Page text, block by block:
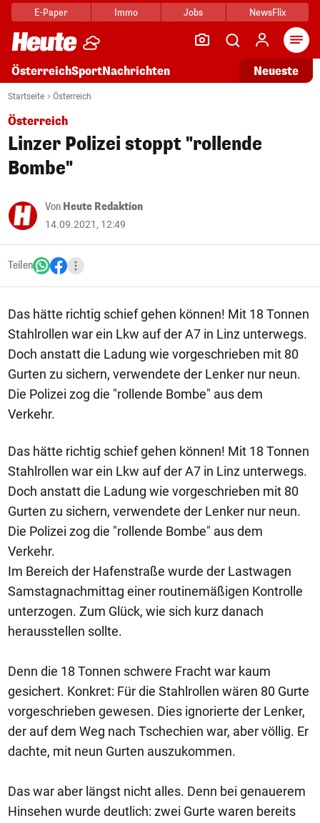
E-Paper Immo Jobs NewsFlix
ÖsterreichSportNachrichten Neueste
Startseite Österreich
Österreich
Linzer Polizei stoppt "rollende
Bombe"
Von Heute Redaktion
14.09.2021, 12:49
Teilen
Das hätte richtig schief gehen können! Mit 18 Tonnen
Stahlrollen war ein Lkw auf der A7 in Linz unterwegs.
Doch anstatt die Ladung wie vorgeschrieben mit 80
Gurten zu sichern, verwendete der Lenker nur neun.
Die Polizei zog die "rollende Bombe" aus dem
Verkehr.
Das hätte richtig schief gehen können! Mit 18 Tonnen
Stahlrollen war ein Lkw auf der A7 in Linz unterwegs.
Doch anstatt die Ladung wie vorgeschrieben mit 80
Gurten zu sichern, verwendete der Lenker nur neun.
Die Polizei zog die "rollende Bombe" aus dem
Verkehr.
Im Bereich der Hafenstraße wurde der Lastwagen
Samstagnachmittag einer routinemäßigen Kontrolle
unterzogen. Zum Glück, wie sich kurz danach
herausstellen sollte.
Denn die 18 Tonnen schwere Fracht war kaum
gesichert. Konkret: Für die Stahlrollen wären 80 Gurte
vorgeschrieben gewesen. Dies ignorierte der Lenker,
der auf dem Weg nach Tschechien war, aber völlig. Er
dachte, mit neun Gurten auszukommen.
Das war aber längst nicht alles. Denn bei genauerem
Hinsehen wurde deutlich: zwei Gurte waren bereits